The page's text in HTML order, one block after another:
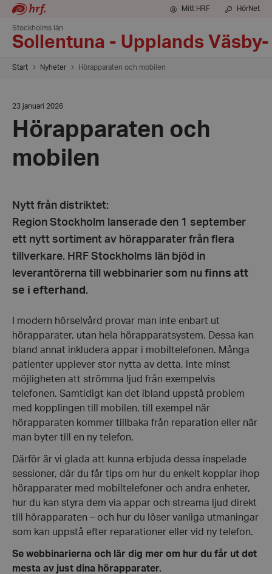
Mitt HRF HörNet
Stockholms län
Sollentuna - Upplands
Start Nyheter Hörapparaten och mobilen
Datum:
januari
23 januari 2026
Hörapparaten och
mobilen
Nytt från distriktet:
Region Stockholm lanserade den 1 september
ett nytt sortiment av hörapparater från flera
tillverkare. HRF Stockholms län bjöd in
leverantörerna till webbinarier som nu finns att
se i efterhand .
I modern hörselvård provar man inte enbart ut
hörapparater, utan hela hörapparatsystem. Dessa kan
bland annat inkludera appar i mobiltelefonen. Många
patienter upplever stor nytta av detta, inte minst
möjligheten att strömma ljud från exempelvis
telefonen. Samtidigt kan det ibland uppstå problem
med kopplingen till mobilen, till exempel när
hörapparaten kommer tillbaka från reparation eller när
man byter till en ny telefon.
Därför är vi glada att kunna erbjuda dessa inspelade
sessioner, där du får tips om hur du enkelt kopplar ihop
hörapparater med mobiltelefoner och andra enheter,
hur du kan styra dem via appar och streama ljud direkt
till hörapparaten – och hur du löser vanliga utmaningar
som kan uppstå efter reparationer eller vid ny telefon.
Se webbinarierna och lär dig mer om hur du får ut det
mesta av just dina hörapparater.